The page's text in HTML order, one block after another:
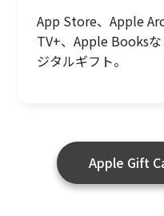
App Store、Apple
TV+、Apple Books
ジタルギフト。
Apple Gift